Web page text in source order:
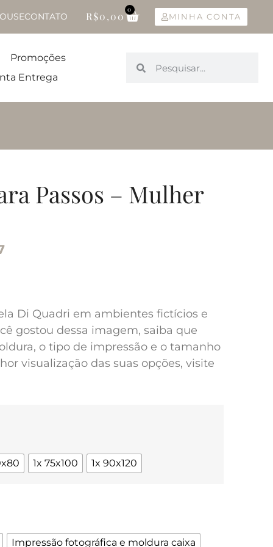
CONTATO R$0,00
0
MINHA CONTA
Promoções
Entrega
Passos – Mulher
Di Quadri em ambientes fictícios e
gostou dessa imagem, saiba que
o tipo de impressão e o tamanho
visualização das suas opções, visite
1x 75x100 1x 90x120
Impressão fotográfica e moldura caixa